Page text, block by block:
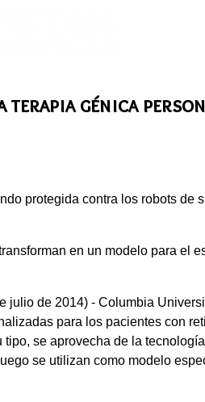
terapia génica
protegida contra los robots
en un modelo para el
julio de 2014) - Columbia
para los pacientes con
tipo, se aprovecha de la
se utilizan como modelo